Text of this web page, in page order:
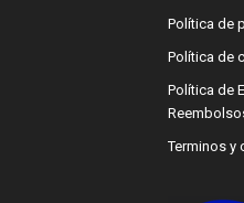
Política de
Política de
Política de
Terminos y